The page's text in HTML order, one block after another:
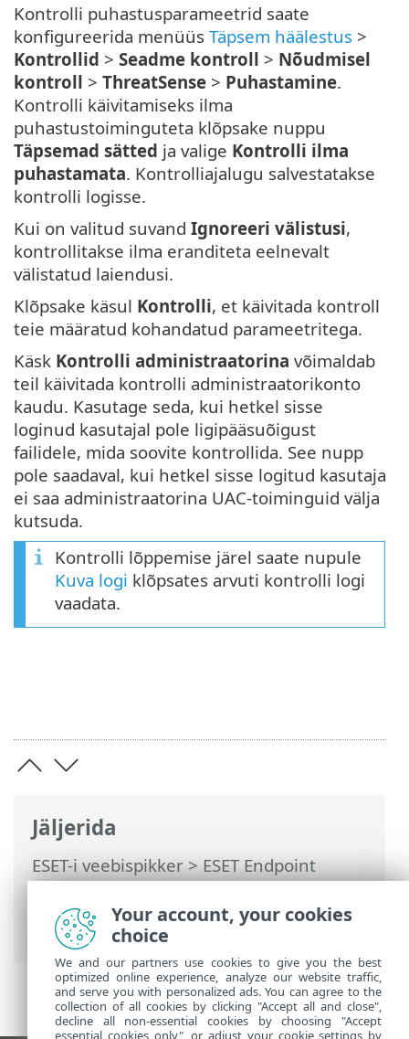
Jäljerida
ESET-i veebispikker>ESET Endpoint
Antivirus>Toote ESET Endpoint Antivirus
kasutamine>Arvuti kontroll>
Kohandatud kontrolli käivitaja
Kontrolli puhastusparameetrid saate
konfigureerida menüüs Täpsem häälestus >
Kontrollid > Seadme kontroll > Nõudmisel
kontroll > ThreatSense > Puhastamine.
Kontrolli käivitamiseks ilma
puhastustoiminguteta klõpsake nuppu
Täpsemad sätted ja valige Kontrolli ilma
puhastamata. Kontrolliajalugu salvestatakse
kontrolli logisse.
Kui on valitud suvand Ignoreeri välistusi,
kontrollitakse ilma eranditeta eelnevalt
välistatud laiendusi.
Klõpsake käsul Kontrolli, et käivitada kontroll
teie määratud kohandatud parameetritega.
Käsk Kontrolli administraatorina võimaldab
teil käivitada kontrolli administraatorikonto
kaudu. Kasutage seda, kui hetkel sisse
loginud kasutajal pole ligipääsuõigust
failidele, mida soovite kontrollida. See nupp
pole saadaval, kui hetkel sisse logitud kasutaja
ei saa administraatorina UAC-toiminguid välja
kutsuda.
Kontrolli lõppemise järel saate nupule
Kuva logi klõpsates arvuti kontrolli logi
vaadata.
Your account, your cookies
choice
We and our partners use cookies to give you the best
optimized online experience, analyze our website traffic,
and serve you with personalized ads. You can agree to the
collection of all cookies by clicking "Accept all and close",
decline all non-essential cookies by choosing "Accept
essential cookies only", or adjust your cookie settings by